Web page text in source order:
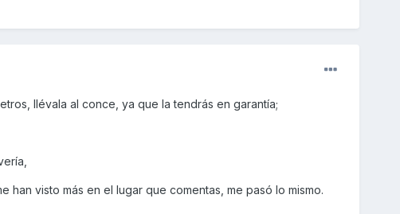
llévala al conce, ya que la tendrás en garantía;
han visto más en el lugar que comentas, me pasó lo mismo.